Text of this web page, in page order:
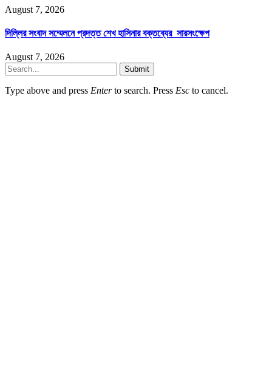
August 7, 2026
দিল্লির সংবাদ সম্মেলনে প্রদত্ত শেখ হাসিনার বক্তব্যের সারসংক্ষেপ
August 7, 2026
Submit
Type above and press Enterto search. Press Esc to cancel.